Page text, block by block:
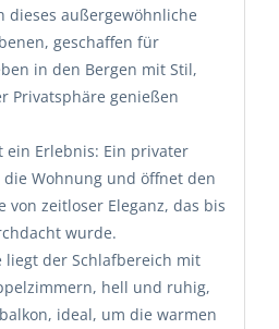
außergewöhnliche
geschaffen für
in den Bergen mit Stil,
Privatsphäre genießen
ein Erlebnis: Ein privater
Wohnung und öffnet den
von zeitloser Eleganz, das bis
wurde.
liegt der Schlafbereich mit
hell und ruhig,
ideal, um die warmen